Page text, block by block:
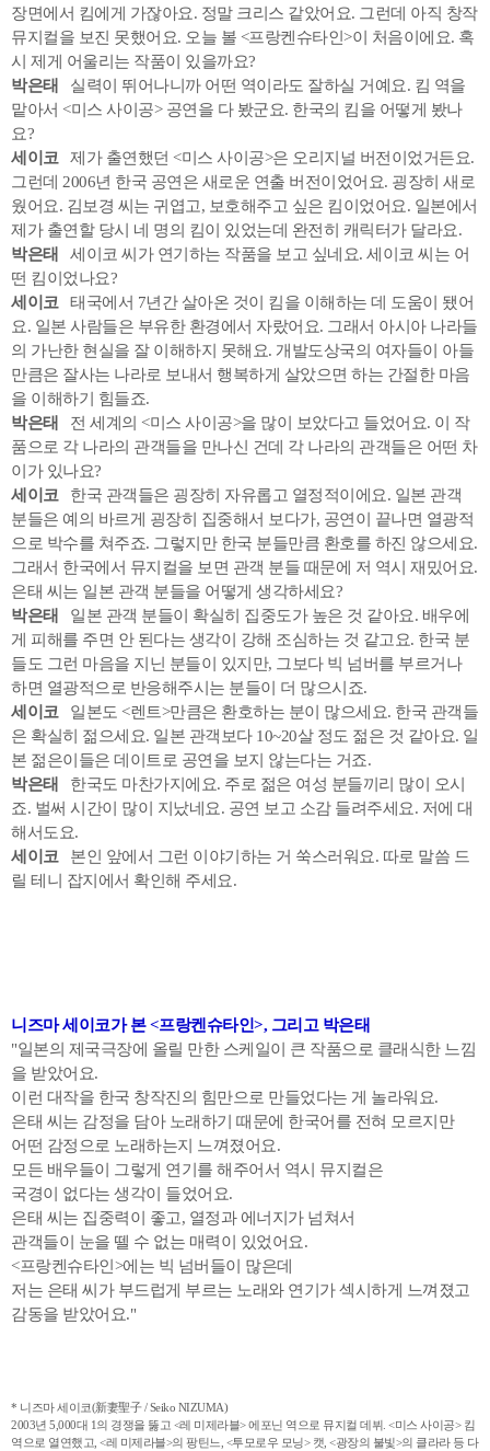
장면에서 킴에게 가잖아요. 정말 크리스 같았어요. 그런데 아직 창작
뮤지컬을 보진 못했어요. 오늘 볼 <프랑켄슈타인>이 처음이에요. 혹
시 제게 어울리는 작품이 있을까요?
박은태
실력이 뛰어나니까 어떤 역이라도 잘하실 거예요. 킴 역을
맡아서 <미스 사이공> 공연을 다 봤군요. 한국의 킴을 어떻게 봤나
요?
세이코제가 출연했던 <미스 사이공>은 오리지널 버전이었거든요.
그런데 2006년 한국 공연은 새로운 연출 버전이었어요. 굉장히 새로
웠어요. 김보경 씨는 귀엽고, 보호해주고 싶은 킴이었어요. 일본에서
제가 출연할 당시 네 명의 킴이 있었는데 완전히 캐릭터가 달라요.
박은태
세이코 씨가 연기하는 작품을 보고 싶네요. 세이코 씨는 어
떤 킴이었나요?
세이코
태국에서 7년간 살아온 것이 킴을 이해하는 데 도움이 됐어
요. 일본 사람들은 부유한 환경에서 자랐어요. 그래서 아시아 나라들
의 가난한 현실을 잘 이해하지 못해요. 개발도상국의 여자들이 아들
만큼은 잘사는 나라로 보내서 행복하게 살았으면 하는 간절한 마음
을 이해하기 힘들죠.
박은태
전 세계의 <미스 사이공>을 많이 보았다고 들었어요. 이 작
품으로 각 나라의 관객들을 만나신 건데 각 나라의 관객들은 어떤 차
이가 있나요?
세이코한국 관객들은 굉장히 자유롭고 열정적이에요. 일본 관객
분들은 예의 바르게 굉장히 집중해서 보다가, 공연이 끝나면 열광적
으로 박수를 쳐주죠. 그렇지만 한국 분들만큼 환호를 하진 않으세요.
그래서 한국에서 뮤지컬을 보면 관객 분들 때문에 저 역시 재밌어요.
은태 씨는 일본 관객 분들을 어떻게 생각하세요?
박은태
일본 관객 분들이 확실히 집중도가 높은 것 같아요. 배우에
게 피해를 주면 안 된다는 생각이 강해 조심하는 것 같고요. 한국 분
들도 그런 마음을 지닌 분들이 있지만, 그보다 빅 넘버를 부르거나
하면 열광적으로 반응해주시는 분들이 더 많으시죠.
세이코일본도 <렌트>만큼은 환호하는 분이 많으세요. 한국 관객들
은 확실히 젊으세요. 일본 관객보다 10~20살 정도 젊은 것 같아요. 일
본 젊은이들은 데이트로 공연을 보지 않는다는 거죠.
박은태
한국도 마찬가지에요. 주로 젊은 여성 분들끼리 많이 오시
죠. 벌써 시간이 많이 지났네요. 공연 보고 소감 들려주세요. 저에 대
해서도요.
세이코본인 앞에서 그런 이야기하는 거 쑥스러워요. 따로 말씀 드
릴 테니 잡지에서 확인해 주세요.
니즈마 세이코가 본 <프랑켄슈타인>, 그리고 박은태
"일본의 제국극장에 올릴 만한 스케일이 큰 작품으로 클래식한 느낌
을 받았어요.
이런 대작을 한국 창작진의 힘만으로 만들었다는 게 놀라워요.
은태 씨는 감정을 담아 노래하기 때문에 한국어를 전혀 모르지만
어떤 감정으로 노래하는지 느껴졌어요.
모든 배우들이 그렇게 연기를 해주어서 역시 뮤지컬은
국경이 없다는 생각이 들었어요.
은태 씨는 집중력이 좋고, 열정과 에너지가 넘쳐서
관객들이 눈을 뗄 수 없는 매력이 있었어요.
<프랑켄슈타인>에는 빅 넘버들이 많은데
저는 은태 씨가 부드럽게 부르는 노래와 연기가 섹시하게 느껴졌고
감동을 받았어요."
* 니즈마 세이코(新妻聖子 / Seiko NIZUMA)
2003년 5,000대 1의 경쟁을 뚫고 <레 미제라블> 에포닌 역으로 뮤지컬 데뷔. <미스 사이공> 킴
역으로 열연했고, <레 미제라블>의 팡틴느, <투모로우 모닝> 캣, <광장의 불빛>의 클라라 등 다